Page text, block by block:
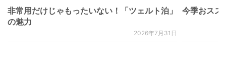
非常用だけじゃもったいない！「ツェルト泊」
の魅力
2026年7月31日
今季おスス